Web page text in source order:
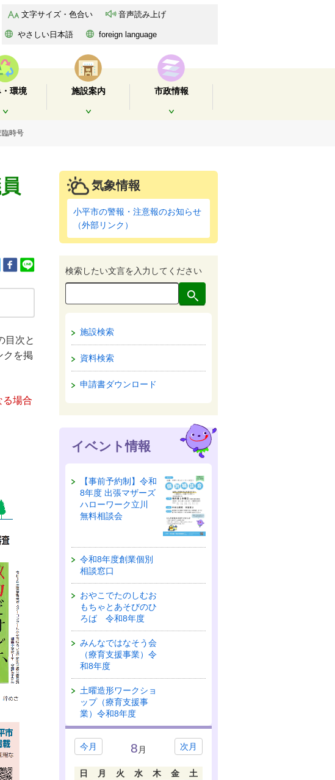
文字サイズ・色合い 音声読み上げ
やさしい日本語 foreign language
環境
く
施設案内 市政情報
臨時号
目次と
クを掲
る場合
気象情報
小平市の警報・注意報のお知らせ
（外部リンク）
検索したい文言を入力してください
施設検索
資料検索
申請書ダウンロード
イベント情報
【事前予約制】令和
8年度 出張マザーズ
ハローワーク立川
無料相談会
令和8年度創業個別
相談窓口
おやこでたのしむお
もちゃとあそびのひ
ろば 令和8年度
みんなではなそう会
（療育支援事業）令
和8年度
土曜造形ワークショ
ップ（療育支援事
業）令和8年度
今月 次月
8 月
日 月 火 水 木 金
土